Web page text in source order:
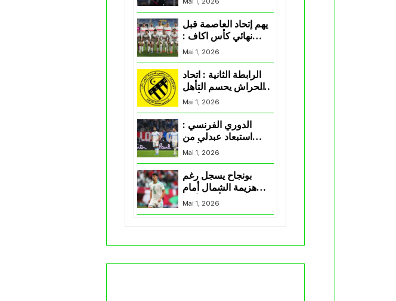
وأتلتيك بارادو
يهم إتحاد العاصمة قبل
نهائي كأس اكاف :
الزمالك يسقط بثلاثية
Mai 1, 2026
الرابطة الثانية : اتحاد
الحراش يحسم التأهل
Mai 1, 2026
الدوري الفرنسي :
استبعاد عبدلي من
قائمة مرسيليا أمام
نانت
Mai 1, 2026
بونجاح يسجل رغم
هزيمة الشمال أمام
السد في كأس الأمير
Mai 1, 2026